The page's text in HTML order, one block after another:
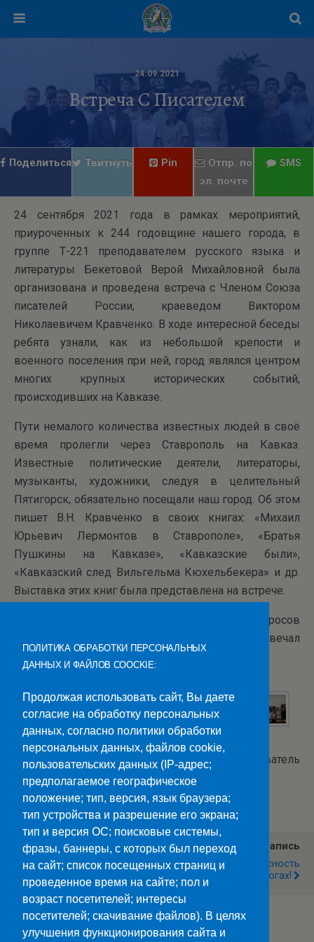
24.09.2021
Встреча С Писателем
Поделиться Твитнуть Pin
Отпр. по
эл. почте
SMS
24 сентября 2021 года в рамках мероприятий,
приуроченных к 244 годовщине нашего города, в
группе Т-221 преподавателем русского языка и
литературы Бекетовой Верой Михайловной была
организована и проведена встреча с Членом Союза
писателей России, краеведом Виктором
Николаевичем Кравченко. В ходе интересной беседы
ребята узнали, как из небольшой крепости и
военного поселения при ней, город являлся центром
многих крупных исторических событий,
происходивших на Кавказе.
Пути немалого количества известных людей в своё
время пролегли через Ставрополь на Кавказ.
Известные политические деятели, литераторы,
музыканты, художники, следуя в целительный
Пятигорск, обязательно посещали наш город. Об этом
пишет В.Н. Кравченко в своих книгах: «Михаил
Юрьевич Лермонтов в Ставрополе», «Братья
Пушкины на Кавказе», «Кавказские были»,
«Кавказский след Вильгельма Кюхельбекера» и др.
Выставка этих книг была представлена на встрече.
Встреча сопровождалась множеством вопросов
студентов, на которые живо и интересно отвечал
В.Н.Кравченко.
Текст и фото: Бекетова В.М., преподаватель
Категории:Новости
Предыдущая Запись
Верёвочный Курс - 2021
Следующая Запись
Обеспечим Безопасность
На Дорогах!
Наверх
ПОЛИТИКА ОБРАБОТКИ ПЕРСОНАЛЬНЫХ
ДАННЫХ И ФАЙЛОВ COOCKIE:
Продолжая использовать сайт, Вы даете
согласие на обработку персональных
данных, согласно политики обработки
персональных данных, файлов cookie,
пользовательских данных (IP-адрес;
предполагаемое географическое
положение; тип, версия, язык браузера;
тип устройства и разрешение его экрана;
тип и версия ОС; поисковые системы,
фразы, баннеры, с которых был переход
на сайт; список посещенных страниц и
проведенное время на сайте; пол и
возраст посетителей; интересы
посетителей; скачивание файлов). В целях
улучшения функционирования сайта и